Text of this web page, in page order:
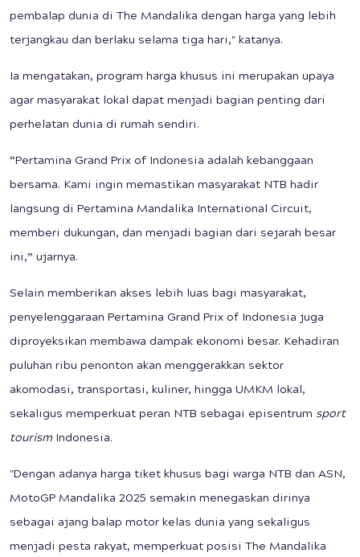
pembalap dunia di The Mandalika dengan harga yang lebih
terjangkau dan berlaku selama tiga hari," katanya.
Ia mengatakan, program harga khusus ini merupakan upaya
agar masyarakat lokal dapat menjadi bagian penting dari
perhelatan dunia di rumah sendiri.
“Pertamina Grand Prix of Indonesia adalah kebanggaan
bersama. Kami ingin memastikan masyarakat NTB hadir
langsung di Pertamina Mandalika International Circuit,
memberi dukungan, dan menjadi bagian dari sejarah besar
ini,” ujarnya.
Selain memberikan akses lebih luas bagi masyarakat,
penyelenggaraan Pertamina Grand Prix of Indonesia juga
diproyeksikan membawa dampak ekonomi besar. Kehadiran
puluhan ribu penonton akan menggerakkan sektor
akomodasi, transportasi, kuliner, hingga UMKM lokal,
sekaligus memperkuat peran NTB sebagai episentrum sport
tourism Indonesia.
"Dengan adanya harga tiket khusus bagi warga NTB dan ASN,
MotoGP Mandalika 2025 semakin menegaskan dirinya
sebagai ajang balap motor kelas dunia yang sekaligus
menjadi pesta rakyat, memperkuat posisi The Mandalika